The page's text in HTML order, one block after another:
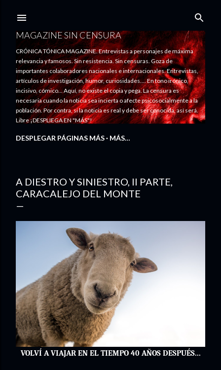
MAGAZINE SIN CENSURA
CRÓNICA TÓNICA MAGAZINE. Entrevistas a personajes de máxima
relevancia y famosos. Sin resistencia. Sin censuras. Goza de
importantes colaboradores nacionales e internacionales. Entrevistas,
artículos de investigación, humor, curiosidades.... En tono irónico,
incisivo, cómico... Aquí, no existe el copia y pega. La censura es
necesaria cuando la noticia sea incierta o afecte psicosocialmente a la
población. Por contra, si la noticia es real y debe ser conocida, así será.
Libre ¡DESPLIEGA EN "MÁS"!
DESPLEGAR PÁGINAS MÁS MÁS…
A DIESTRO Y SINIESTRO, II PARTE,
CARACALEJO DEL MONTE
VOLVÍ A VIAJAR EN EL TIEMPO 40 AÑOS DESPUÉS...